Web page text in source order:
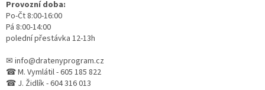
Provozní doba:
Po-Čt 8:00-16:00
Pá 8:00-14:00
polední přestávka 12-13h
✉ info@dratenyprogram.cz
☎ M. Vymlátil - 605 185 822
☎ J. Židlík - 604 316 013